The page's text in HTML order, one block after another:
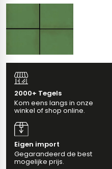
2000+ Tegels
Kom eens langs in onze
winkel of shop online.
Eigen import
Gegarandeerd de best
mogelijke prijs.